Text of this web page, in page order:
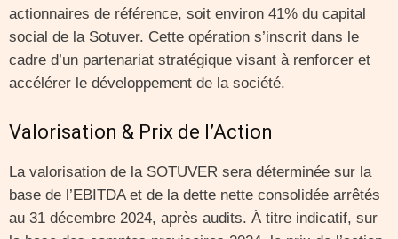
actionnaires de référence, soit environ 41% du capital
social de la Sotuver. Cette opération s’inscrit dans le
cadre d’un partenariat stratégique visant à renforcer et
accélérer le développement de la société.
Valorisation & Prix de l’Action
La valorisation de la SOTUVER sera déterminée sur la
base de l’EBITDA et de la dette nette consolidée arrêtés
au 31 décembre 2024, après audits. À titre indicatif, sur